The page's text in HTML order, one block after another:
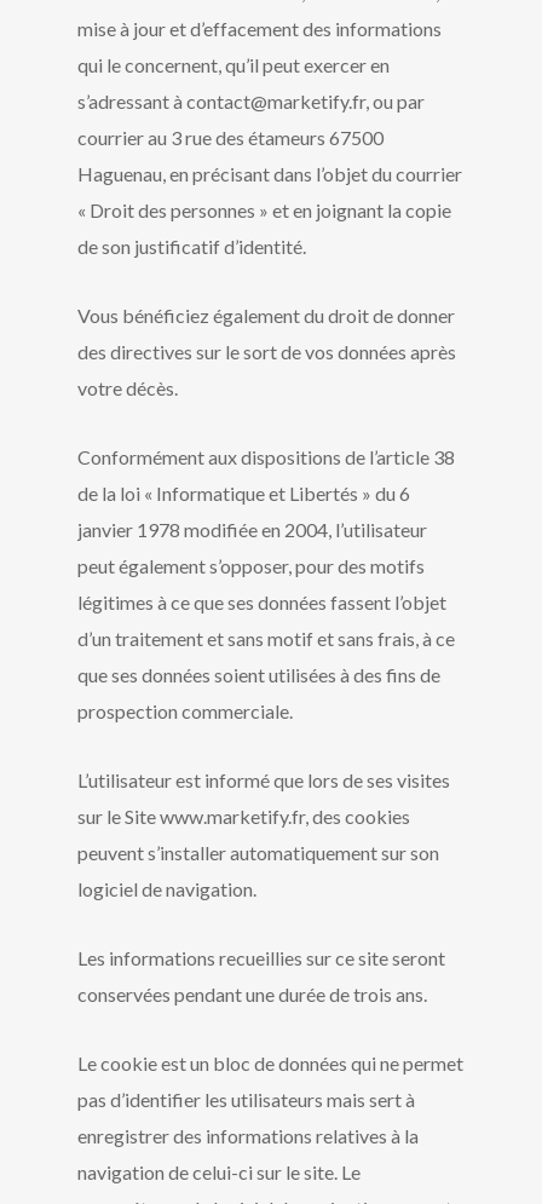
mise à jour et d’effacement des informations
qui le concernent, qu’il peut exercer en
s’adressant à contact@marketify.fr, ou par
courrier au 3 rue des étameurs 67500
Haguenau, en précisant dans l’objet du courrier
« Droit des personnes » et en joignant la copie
de son justificatif d’identité.
Vous bénéficiez également du droit de donner
des directives sur le sort de vos données après
votre décès.
Conformément aux dispositions de l’article 38
de la loi « Informatique et Libertés » du 6
janvier 1978 modifiée en 2004, l’utilisateur
peut également s’opposer, pour des motifs
légitimes à ce que ses données fassent l’objet
d’un traitement et sans motif et sans frais, à ce
que ses données soient utilisées à des fins de
prospection commerciale.
L’utilisateur est informé que lors de ses visites
sur le Site www.marketify.fr, des cookies
peuvent s’installer automatiquement sur son
logiciel de navigation.
Les informations recueillies sur ce site seront
conservées pendant une durée de trois ans.
Le cookie est un bloc de données qui ne permet
pas d’identifier les utilisateurs mais sert à
enregistrer des informations relatives à la
navigation de celui-ci sur le site. Le